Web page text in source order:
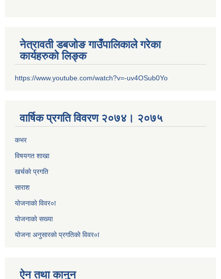
नेत्रावती डबजोङ गाउँपालिकाले गरेका
कार्यहरुको लिङ्क
https://www.youtube.com/watch?v=-uv4OSub0Yo
वार्षिक प्रगति विवरण २०७४। २०७५
कभर
विषयगत शाखा
खर्चकाे प्रगति
साराश
याेजनाकाे विवर०ा
याेजनाकाे सख्या
याेजना अनुसारकाे प्रगतिकाे विवर०ा
ऐन तथा कानुन